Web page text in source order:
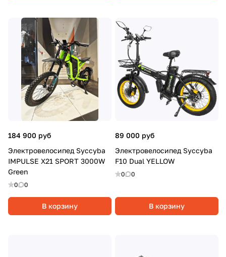
184 900 руб
Электровелосипед Syccyba
IMPULSE X21 SPORT 3000W
Green
0 0
В корзину
89 000 руб
Электровелосипед Syccyba
F10 Dual YELLOW
0 0
В корзину